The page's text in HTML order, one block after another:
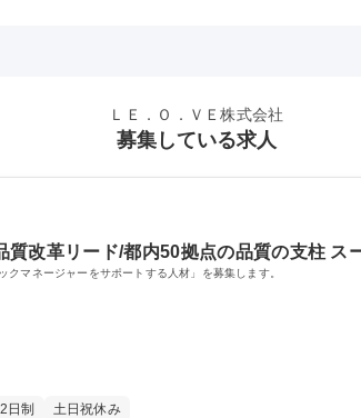
ＬＥ．Ｏ．ＶＥ株式会社
募集している求人
質改革リード/都内50拠点の品質の支柱 ス
マネージャーをサポートする人材」を募集します。
日制 土日祝休み